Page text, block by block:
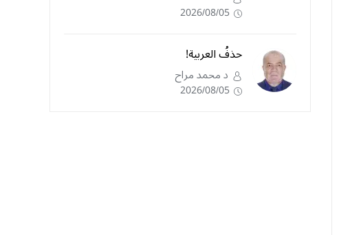
2026/08/05
حذفُ العربية!
د محمد مراح
2026/08/05